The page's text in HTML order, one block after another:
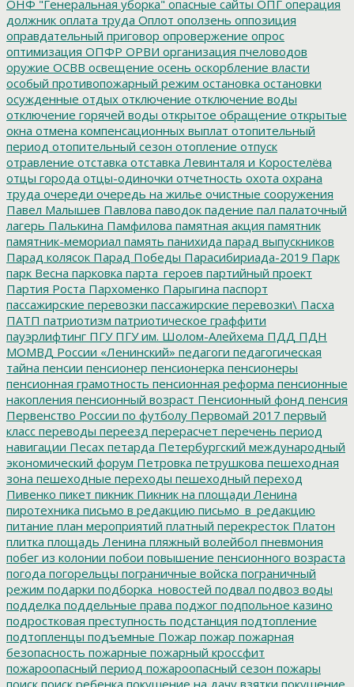
ОНФ "Генеральная уборка" опасные сайты ОПГ операция
должник оплата труда Оплот оползень оппозиция
оправдательный приговор опровержение опрос
оптимизация ОПФР ОРВИ организация пчеловодов
оружие ОСВВ освещение осень оскорбление власти
особый противопожарный режим остановка остановки
осужденные отдых отключение отключение воды
отключение горячей воды открытое обращение открытые
окна отмена компенсационных выплат отопительный
период отопительный сезон отопление отпуск
отравление отставка отставка Левинталя и Коростелёва
отцы города отцы-одиночки отчетность охота охрана
труда очереди очередь на жилье очистные сооружения
Павел Малышев Павлова паводок падение пал палаточный
лагерь Палькина Памфилова памятная акция памятник
памятник-мемориал память панихида парад выпускников
Парад колясок Парад Победы Парасибириада-2019 Парк
парк Весна парковка парта_героев партийный проект
Партия Роста Пархоменко Парыгина паспорт
пассажирские перевозки пассажирские перевозки\ Пасха
ПАТП патриотизм патриотическое граффити
пауэрлифтинг ПГУПГУ им. Шолом-Алейхема ПДД ПДН
МОМВД России «Ленинский» педагоги педагогическая
тайна пенсии пенсионер пенсионерка пенсионеры
пенсионная грамотность пенсионная реформа пенсионные
накопления пенсионный возраст Пенсионный фонд пенсия
Первенство России по футболу Первомай 2017 первый
класс переводы переезд перерасчет перечень период
навигации Песах петарда Петербургский международный
экономический форум Петровка петрушкова пешеходная
зона пешеходные переходы пешеходный переход
Пивенко пикет пикник Пикник на площади Ленина
пиротехника письмо в редакцию письмо_в_редакцию
питание план мероприятий платный перекресток Платон
плитка площадь Ленина пляжный волейбол пневмония
побег из колонии побои повышение пенсионного возраста
погода погорельцы пограничные войска пограничный
режим подарки подборка_новостей подвал подвоз воды
подделка поддельные права поджог подпольное казино
подростковая преступность подстанция подтопление
подтопленцы подъемные Пожар пожар пожарная
безопасность пожарные пожарный кроссфит
пожароопасный период пожароопасный сезон пожары
поиск поиск ребенка покушение на дачу взятки покушение